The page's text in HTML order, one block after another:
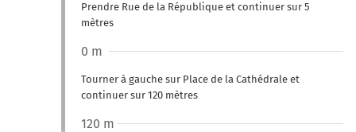
Prendre Rue de la République et continuer sur 5
mètres
Tourner à gauche sur Place de la Cathédrale et
continuer sur 120 mètres
0 m
120 m